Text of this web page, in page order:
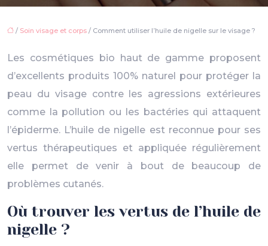
/ Soin visage et corps / Comment utiliser l’huile de nigelle sur le visage ?
Les cosmétiques bio haut de gamme proposent
d’excellents produits 100% naturel pour protéger la
peau du visage contre les agressions extérieures
comme la pollution ou les bactéries qui attaquent
l’épiderme. L’huile de nigelle est reconnue pour ses
vertus thérapeutiques et appliquée régulièrement
elle permet de venir à bout de beaucoup de
problèmes cutanés.
Où trouver les vertus de l’huile de
nigelle ?